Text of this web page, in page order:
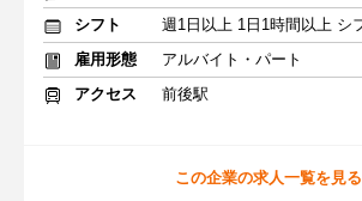
シフト
雇用形態
アルバイト・パート
アクセス
前後駅
この企業の求人一覧を見る